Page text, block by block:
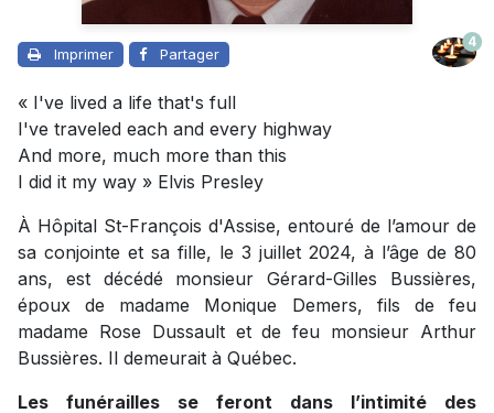
Imprimer Partager
4
« I've lived a life that's full
I've traveled each and every highway
And more, much more than this
I did it my way » Elvis Presley
À Hôpital St-François d'Assise, entouré de l’amour de
sa conjointe et sa fille, le 3 juillet 2024, à l’âge de 80
ans, est décédé monsieur Gérard-Gilles Bussières,
époux de madame Monique Demers, fils de feu
madame Rose Dussault et de feu monsieur Arthur
Bussières. Il demeurait à Québec.
Les funérailles se feront dans l’intimité des